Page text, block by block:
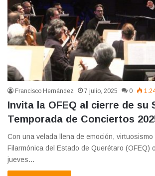
Francisco Hernández 7 julio, 2025 0
Invita la OFEQ al cierre de su
Temporada de Conciertos
Con una velada llena de emoción,
Filarmónica del Estado de Querétaro (OFEQ)
jueves…